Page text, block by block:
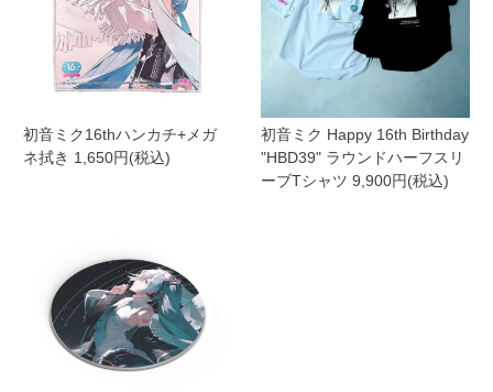
初音ミク16thハンカチ+メガ
ネ拭き 1,650円(税込)
初音ミク Happy 16th Birthday
"HBD39" ラウンドハーフスリ
ーブTシャツ 9,900円(税込)